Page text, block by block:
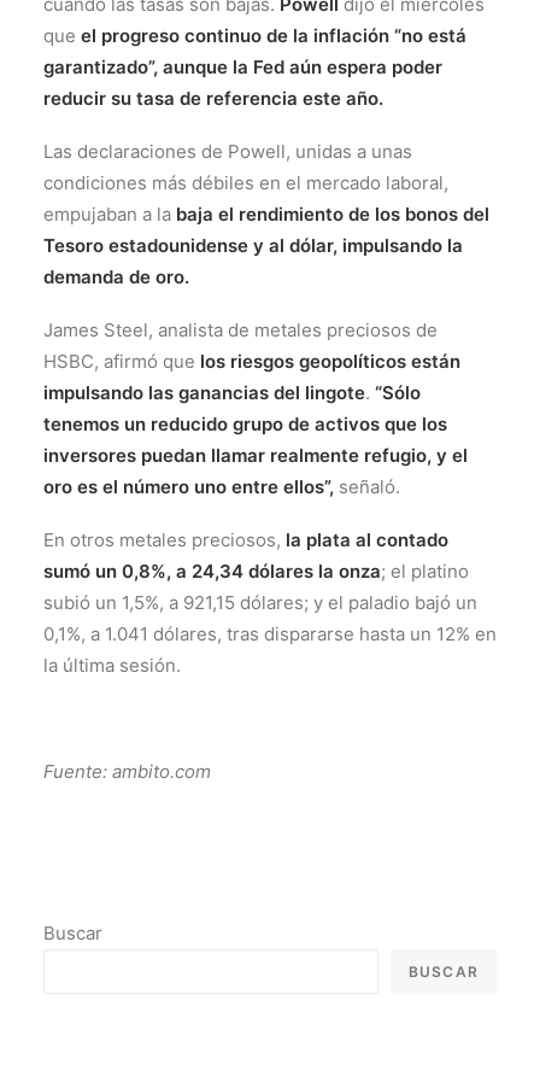
que el progreso continuo de la inflación “no está
garantizado”, aunque la Fed aún espera poder
reducir su tasa de referencia este año.
Las declaraciones de Powell, unidas a unas
condiciones más débiles en el mercado laboral,
empujaban a la baja el rendimiento de los bonos del
Tesoro estadounidense y al dólar, impulsando la
demanda de oro.
James Steel, analista de metales preciosos de
HSBC, afirmó que los riesgos geopolíticos están
impulsando las ganancias del lingote. “Sólo
tenemos un reducido grupo de activos que los
inversores puedan llamar realmente refugio, y el
oro es el número uno entre ellos”, señaló.
En otros metales preciosos, la plata al contado
sumó un 0,8%, a 24,34 dólares la onza; el platino
subió un 1,5%, a 921,15 dólares; y el paladio bajó un
0,1%, a 1.041 dólares, tras dispararse hasta un 12% en
la última sesión.
Fuente: ambito.com
Buscar
BUSCAR